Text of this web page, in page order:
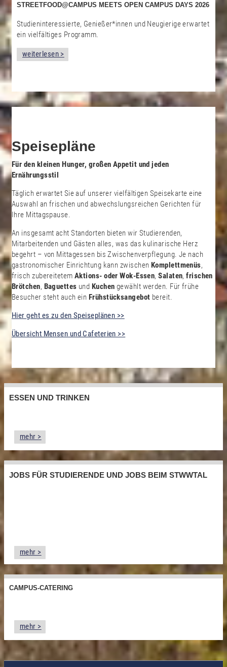
STREETFOOD@CAMPUS MEETS OPEN CAMPUS DAYS 2026
Studieninteressierte, Genießer*innen und Neugierige erwartet
ein vielfältiges Programm.
weiterlesen >
Speisepläne
Für den kleinen Hunger, großen Appetit und jeden
Ernährungsstil
Täglich erwartet Sie auf unserer vielfältigen Speisekarte eine
Auswahl an frischen und abwechslungsreichen Gerichten für
Ihre Mittagspause.
An insgesamt acht Standorten bieten wir Studierenden,
Mitarbeitenden und Gästen alles, was das kulinarische Herz
begehrt – von Mittagessen bis Zwischenverpflegung. Je nach
gastronomischer Einrichtung kann zwischen Komplettmenüs,
frisch zubereitetem Aktions- oder Wok-Essen,Salaten,frischen
Brötchen, Baguettes und Kuchen gewählt werden. Für frühe
Besucher steht auch ein Frühstücksangebot bereit.
Hier geht es zu den Speiseplänen >>
Übersicht Mensen und Cafeterien >>
ESSEN UND TRINKEN
mehr >
JOBS FÜR STUDIERENDE UND JOBS BEIM STWWTAL
mehr >
CAMPUS-CATERING
mehr >